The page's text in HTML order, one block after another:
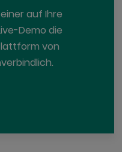
auf Ihre
Demo die
von